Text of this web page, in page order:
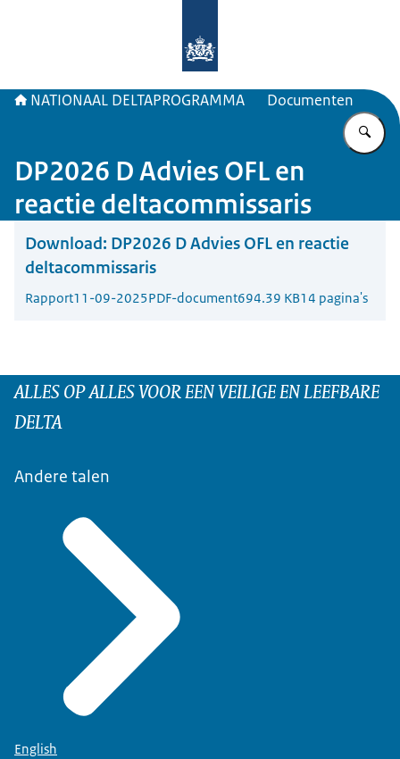
NATIONAAL DELTAPROGRAMMA Documenten
DP2026 D Advies OFL en
reactie deltacommissaris
Download: DP2026 D Advies OFL en reactie
deltacommissaris
Rapport11-09-2025PDF-document694.39 KB14 pagina's
ALLES OP ALLES VOOR EEN VEILIGE EN LEEFBARE
DELTA
Andere talen
English